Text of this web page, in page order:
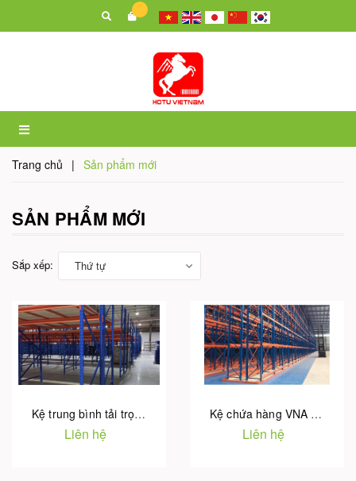
Trang chủ | Sản phẩm mới
SẢN PHẨM MỚI
Sắp xếp: Thứ tự
Kệ trung bình tải trọng 300kg cho công ty sản xuất điện tử tại Hà Nam
Liên hệ
Kệ chứa hàng VNA (Very Narrow Ailse Rack)
Liên hệ